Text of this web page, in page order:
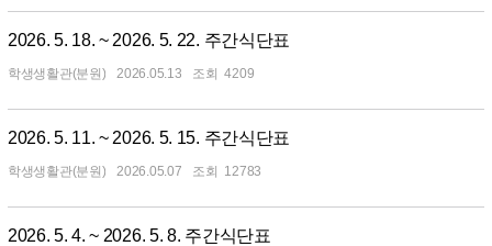
2026. 5. 18. ~ 2026. 5. 22. 주간식단표
학생생활관(분원) 2026.05.13 4209
2026. 5. 11. ~ 2026. 5. 15. 주간식단표
학생생활관(분원) 2026.05.07 12783
2026. 5. 4. ~ 2026. 5. 8. 주간식단표